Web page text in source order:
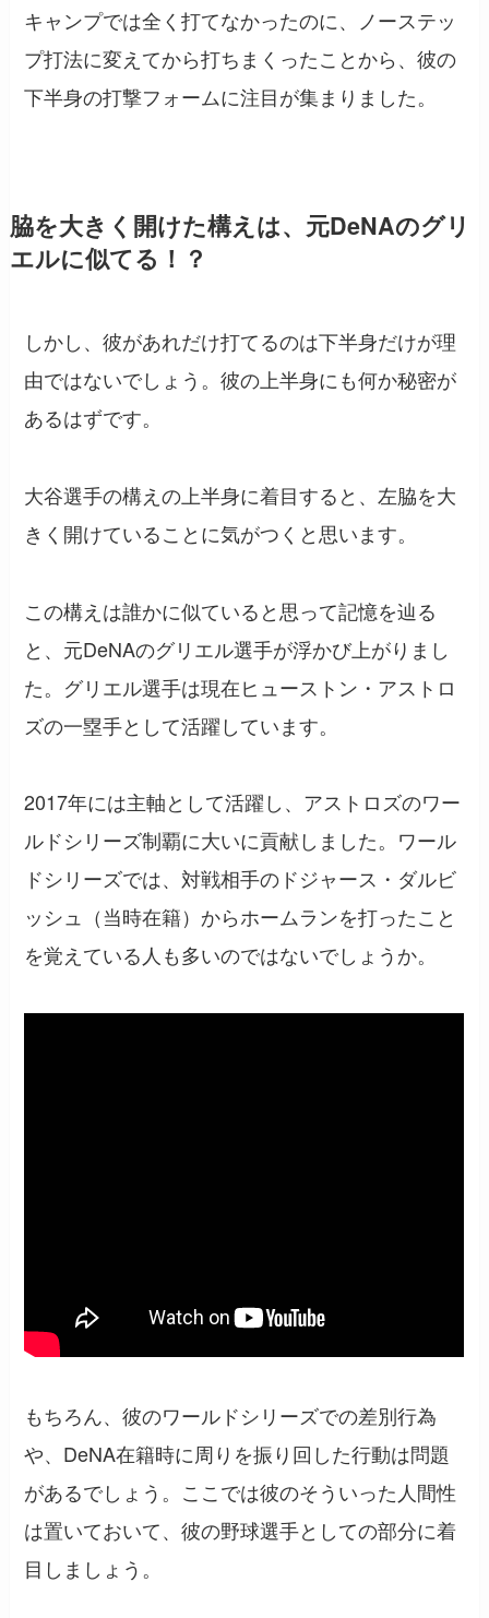
キャンプでは全く打てなかったのに、ノーステッ
プ打法に変えてから打ちまくったことから、彼の
下半身の打撃フォームに注目が集まりました。
脇を大きく開けた構えは、元DeNAのグリ
エルに似てる！？
しかし、彼があれだけ打てるのは下半身だけが理
由ではないでしょう。彼の上半身にも何か秘密が
あるはずです。
大谷選手の構えの上半身に着目すると、左脇を大
きく開けていることに気がつくと思います。
この構えは誰かに似ていると思って記憶を辿る
と、元DeNAのグリエル選手が浮かび上がりまし
た。グリエル選手は現在ヒューストン・アストロ
ズの一塁手として活躍しています。
2017年には主軸として活躍し、アストロズのワー
ルドシリーズ制覇に大いに貢献しました。ワール
ドシリーズでは、対戦相手のドジャース・ダルビ
ッシュ（当時在籍）からホームランを打ったこと
を覚えている人も多いのではないでしょうか。
もちろん、彼のワールドシリーズでの差別行為
や、DeNA在籍時に周りを振り回した行動は問題
があるでしょう。ここでは彼のそういった人間性
は置いておいて、彼の野球選手としての部分に着
目しましょう。